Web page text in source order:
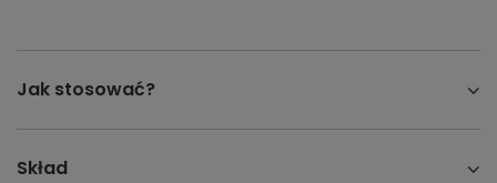
Jak stosować?
Skład